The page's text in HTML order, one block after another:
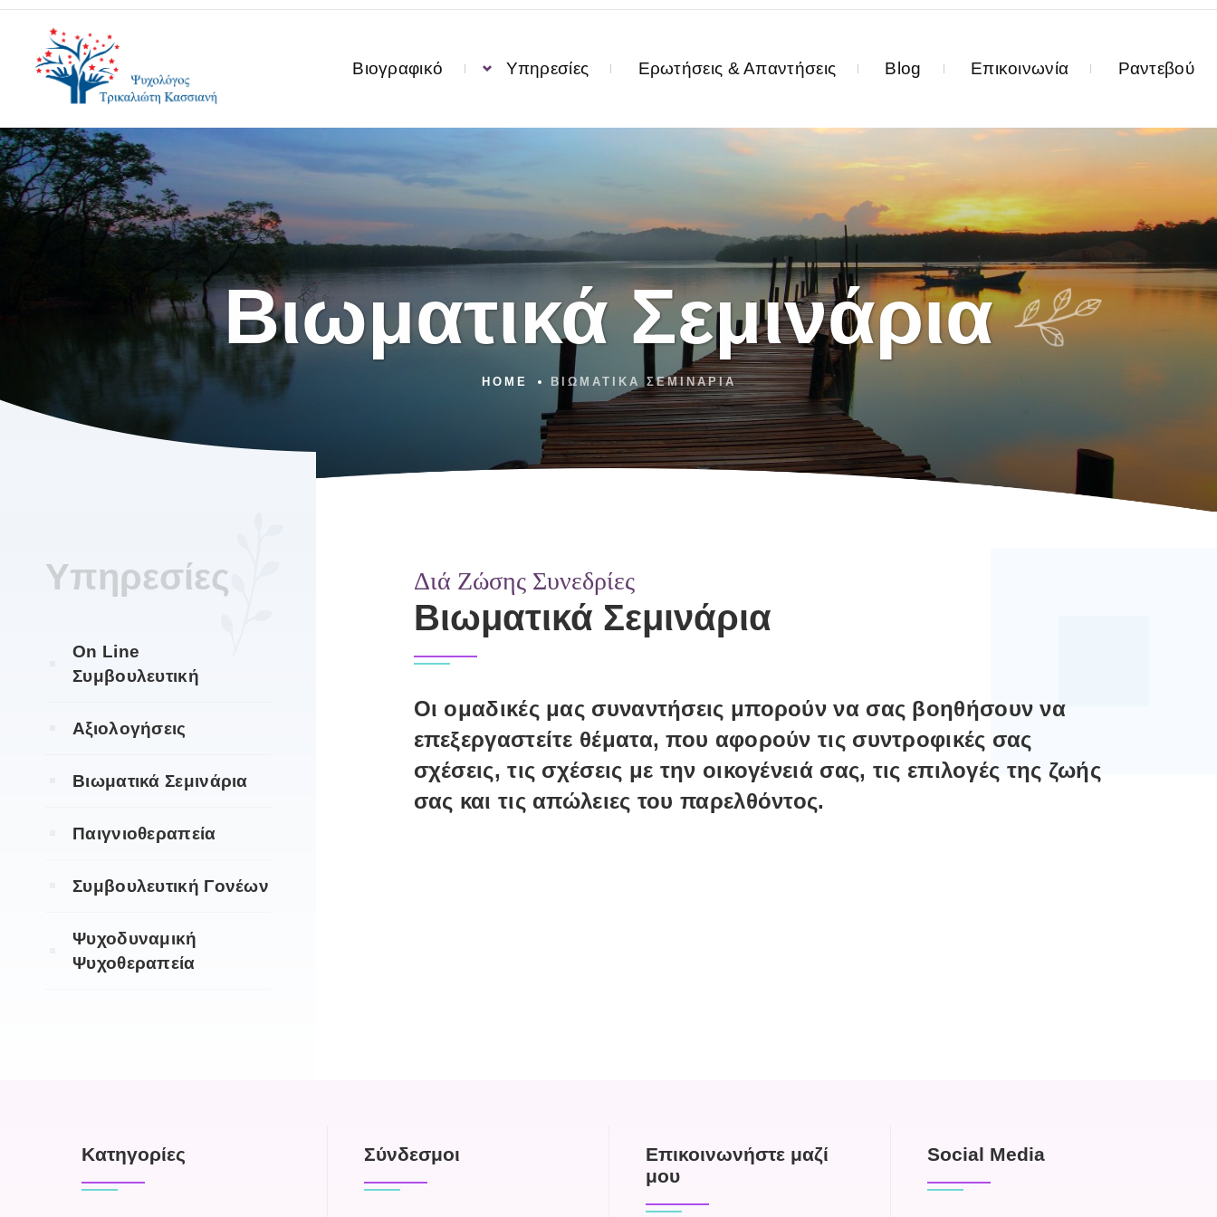
Βιογραφικό Υπηρεσίες Ερωτήσεις & Απαντήσεις Blog Επικοινωνία Ραντεβού
Βιωματικά Σεμινάρια
HOME ΒΙΩΜΑΤΙΚΆ ΣΕΜΙΝΆΡΙΑ
Υπηρεσίες
On Line
Συμβουλευτική
Αξιολογήσεις
Βιωματικά Σεμινάρια
Παιγνιοθεραπεία
Συμβουλευτική Γονέων
Ψυχοδυναμική
Ψυχοθεραπεία
Διά Ζώσης Συνεδρίες
Βιωματικά Σεμινάρια
Οι ομαδικές μας συναντήσεις μπορούν να σας βοηθήσουν να
επεξεργαστείτε θέματα, που αφορούν τις συντροφικές σας
σχέσεις, τις σχέσεις με την οικογένειά σας, τις επιλογές της ζωής
σας και τις απώλειες του παρελθόντος.
Kατηγορίες Σύνδεσμοι
Επικοινωνήστε μαζί
μου
Social Media